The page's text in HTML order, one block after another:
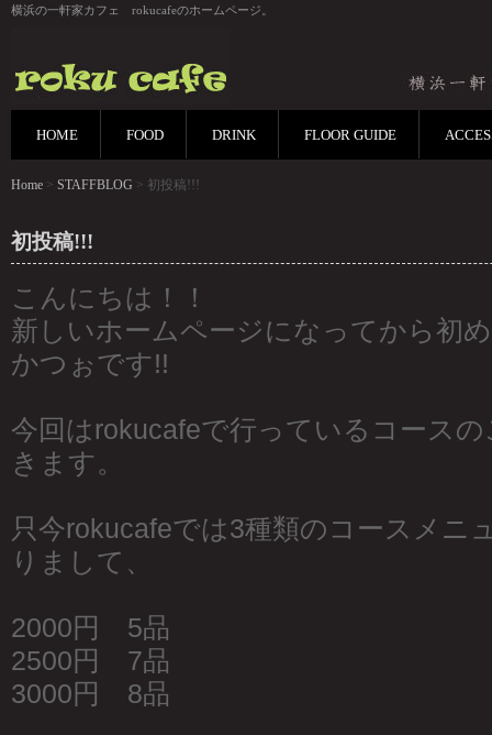
横浜の一軒家カフェ rokucafeのホームページ。
HOME FOOD DRINK FLOOR GUIDE
Home > STAFFBLOG > 初投稿!!!
初投稿!!!
こんにちは！！
新しいホームページになってから初
かつぉです!!
今回はrokucafeで行っているコース
きます。
只今rokucafeでは3種類のコースメニ
りまして、
2000円 5品
2500円 7品
3000円 8品